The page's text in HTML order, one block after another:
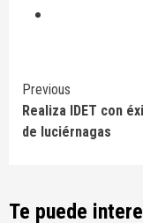
Continue
Reading
Previous
Realiza IDET con
de luciérnagas
Te puede